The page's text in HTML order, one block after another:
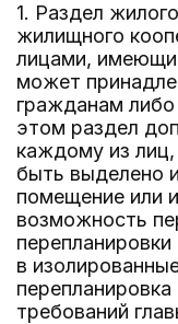
1. Раздел
жилищного
лицами,
может
гражданам
этом раздел
каждому из
быть выделено
помещение или
возможность
в
требований